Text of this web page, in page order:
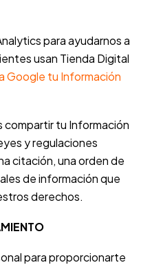
para ayudarnos a
usan Tienda Digital
Google tu Información
compartir tu Información
y regulaciones
citación, una orden de
de información que
derechos.
para proporcionarte